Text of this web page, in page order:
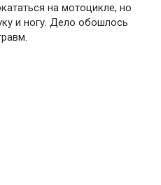
на мотоцикле, но
и ногу. Дело обошлось